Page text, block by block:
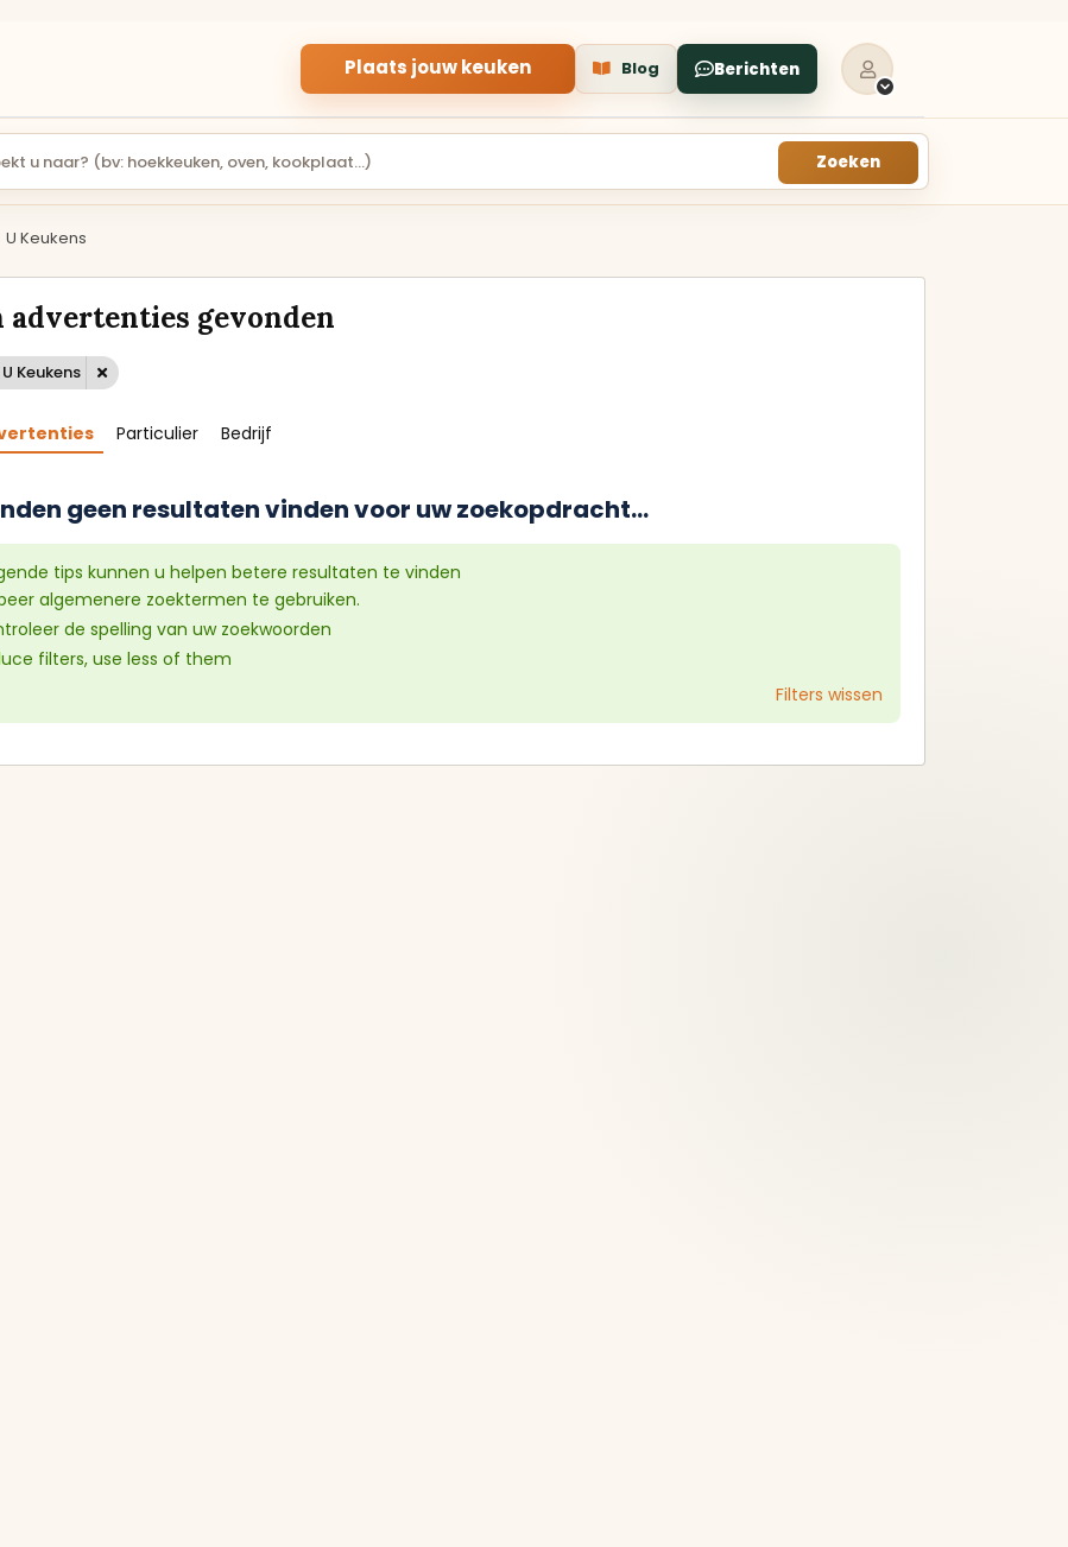
Plaats jouw keuken Blog Berichten
Zoeken
PARTICULIER
KEUKENS
Gebruikte keukens
particuliere verkopers.
Rechte keukens
U-keukens
R
Alle apparatuur bekijken
KEUKENS
bekijken
U Keukens
advertenties gevonden
Keukens
Particulier Bedrijf
geen resultaten vinden voor uw zoekopdracht...
tips kunnen u helpen betere resultaten te vinden
algemenere zoektermen te gebruiken.
de spelling van uw zoekwoorden
filters, use less of them
Filters wissen